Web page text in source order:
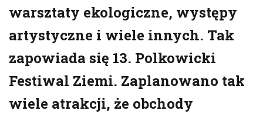
warsztaty ekologiczne, występy
artystyczne i wiele innych. Tak
zapowiada się 13. Polkowicki
Festiwal Ziemi. Zaplanowano tak
wiele atrakcji, że obchody